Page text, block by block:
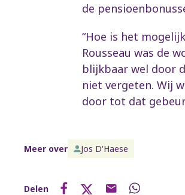
de
“Hoe is het
Rousseau was de
blijkbaar wel door
niet vergeten. Wij
door tot dat
Meer over Jos D'Haese
Delen